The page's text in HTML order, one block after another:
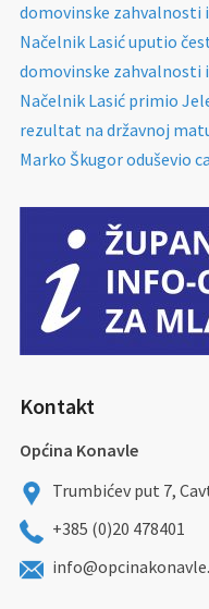
domovinske zahvalnosti
Načelnik Lasić uputio
domovinske zahvalnosti
Načelnik Lasić primio
rezultat na državnoj
Marko Škugor oduševio
Kontakt
Općina Konavle
Trumbićev put 7,
+385 (0)20 478401